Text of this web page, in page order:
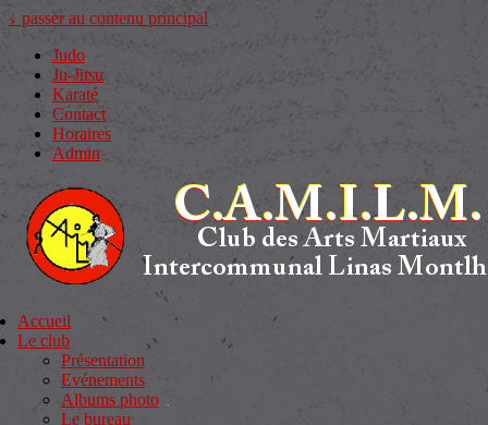
↓ passer au contenu principal
Judo
Ju-Jitsu
Karaté
Contact
Horaires
Admin
Accueil
Le club
Présentation
Evénements
Albums photo
Le bureau